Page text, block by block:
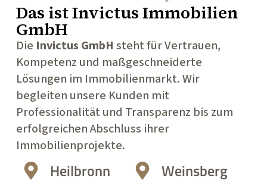
Das istInvictus Immobilien
GmbH
Die Invictus GmbH steht für Vertrauen,
Kompetenz und maßgeschneiderte
Lösungen im Immobilienmarkt. Wir
begleiten unsere Kunden mit
Professionalität und Transparenz bis zum
erfolgreichen Abschluss ihrer
Immobilienprojekte.
Heilbronn
Weinsberg